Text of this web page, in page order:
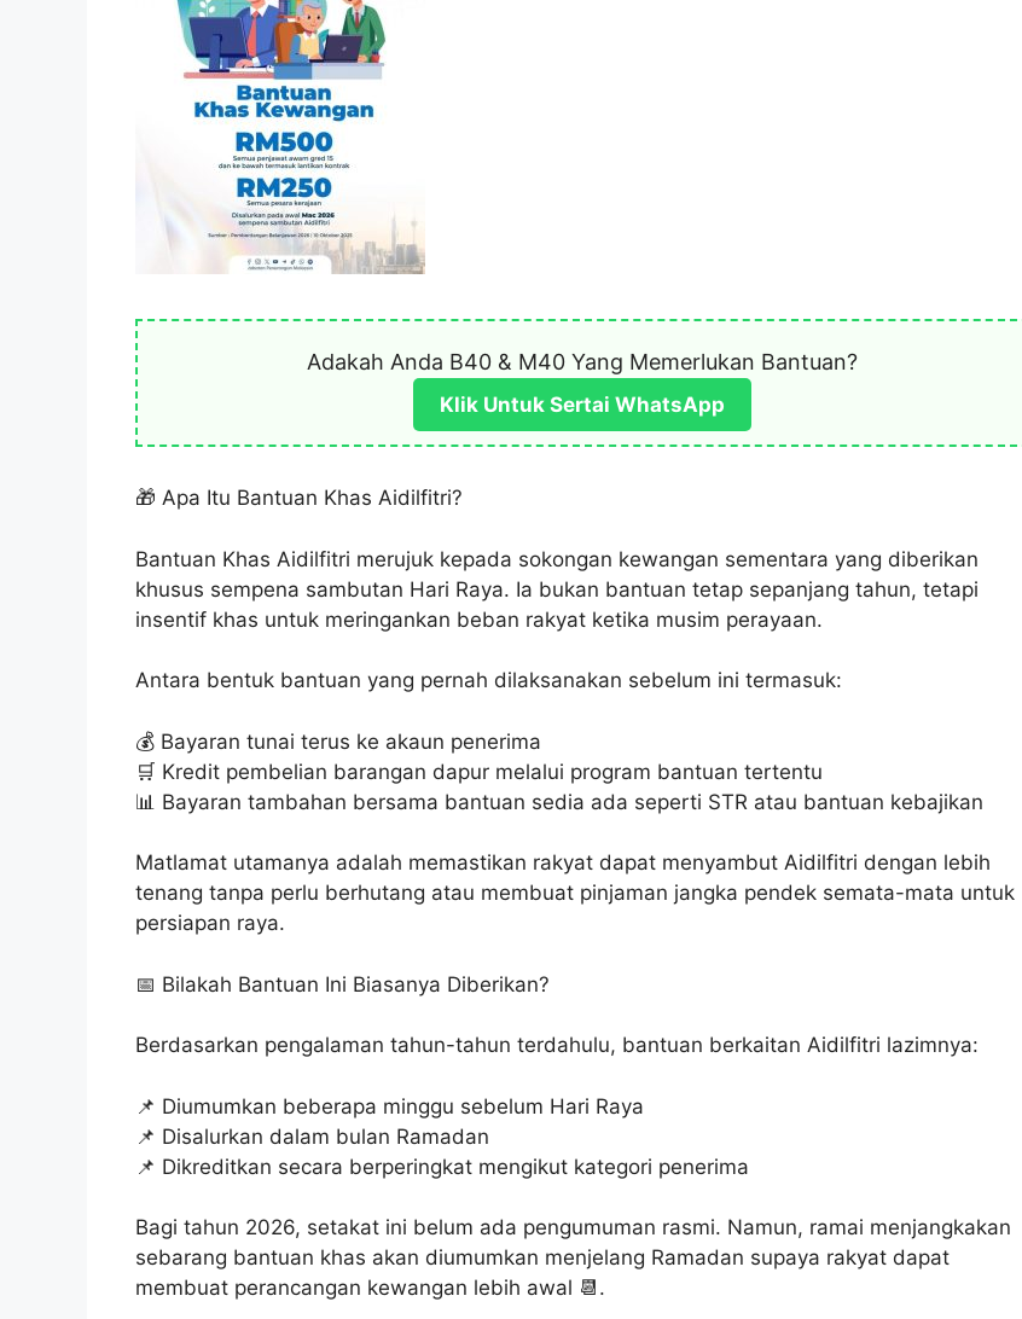
Adakah Anda B40 & M40 Yang Memerlukan Bantuan?
Klik Untuk Sertai WhatsApp
🎁 Apa Itu Bantuan Khas Aidilfitri?
Bantuan Khas Aidilfitri merujuk kepada sokongan kewangan sementara yang diberikan
khusus sempena sambutan Hari Raya. Ia bukan bantuan tetap sepanjang tahun, tetapi
insentif khas untuk meringankan beban rakyat ketika musim perayaan.
Antara bentuk bantuan yang pernah dilaksanakan sebelum ini termasuk:
💰 Bayaran tunai terus ke akaun penerima
🛒 Kredit pembelian barangan dapur melalui program bantuan tertentu
📊 Bayaran tambahan bersama bantuan sedia ada seperti STR atau bantuan kebajikan
Matlamat utamanya adalah memastikan rakyat dapat menyambut Aidilfitri dengan lebih
tenang tanpa perlu berhutang atau membuat pinjaman jangka pendek semata-mata untuk
persiapan raya.
📅 Bilakah Bantuan Ini Biasanya Diberikan?
Berdasarkan pengalaman tahun-tahun terdahulu, bantuan berkaitan Aidilfitri lazimnya:
📌 Diumumkan beberapa minggu sebelum Hari Raya
📌 Disalurkan dalam bulan Ramadan
📌 Dikreditkan secara berperingkat mengikut kategori penerima
Bagi tahun 2026, setakat ini belum ada pengumuman rasmi. Namun, ramai menjangkakan
sebarang bantuan khas akan diumumkan menjelang Ramadan supaya rakyat dapat
membuat perancangan kewangan lebih awal 📆.